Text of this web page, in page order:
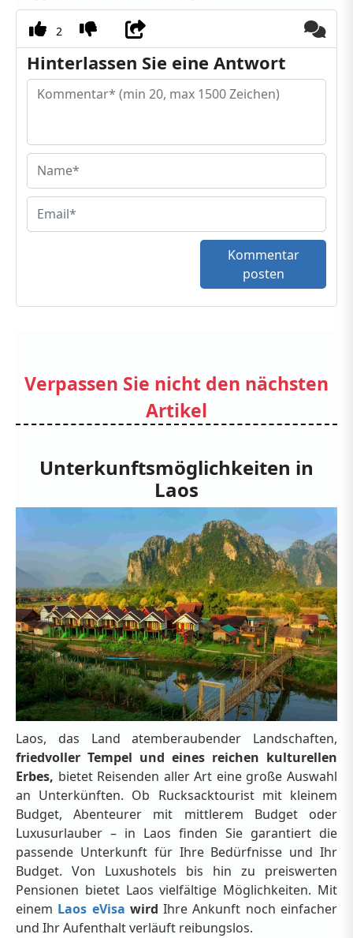
2
Hinterlassen Sie eine Antwort
Kommentar
posten
Verpassen Sie nicht den nächsten
Artikel
Unterkunftsmöglichkeiten in
Laos
Laos, das Land atemberaubender Landschaften,
friedvoller Tempel und eines reichen kulturellen
Erbes, bietet Reisenden aller Art eine große Auswahl
an Unterkünften. Ob Rucksacktourist mit kleinem
Budget, Abenteurer mit mittlerem Budget oder
Luxusurlauber – in Laos finden Sie garantiert die
passende Unterkunft für Ihre Bedürfnisse und Ihr
Budget. Von Luxushotels bis hin zu preiswerten
Pensionen bietet Laos vielfältige Möglichkeiten. Mit
einem Laos eVisa wird Ihre Ankunft noch einfacher
und Ihr Aufenthalt verläuft reibungslos.